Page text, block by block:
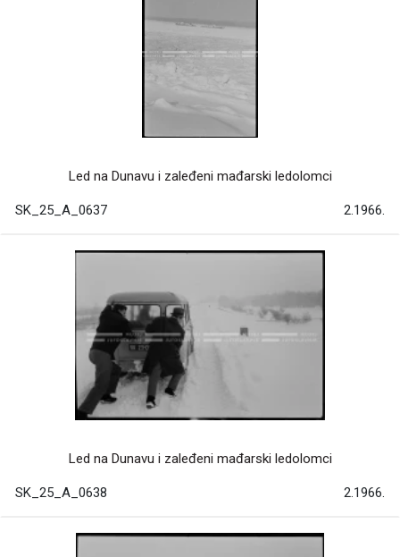
Led na Dunavu i zaleđeni mađarski ledolomci
SK_25_A_0637 2.1966.
Led na Dunavu i zaleđeni mađarski ledolomci
SK_25_A_0638 2.1966.